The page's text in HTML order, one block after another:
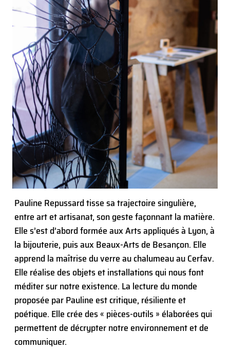
Pauline Repussard tisse sa trajectoire singulière,
entre art et artisanat, son geste façonnant la matière.
Elle s’est d’abord formée aux Arts appliqués à Lyon, à
la bijouterie, puis aux Beaux-Arts de Besançon. Elle
apprend la maîtrise du verre au chalumeau au Cerfav.
Elle réalise des objets et installations qui nous font
méditer sur notre existence. La lecture du monde
proposée par Pauline est critique, résiliente et
poétique. Elle crée des « pièces-outils » élaborées qui
permettent de décrypter notre environnement et de
communiquer.